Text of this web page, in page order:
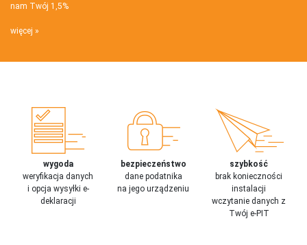
nam Twój 1,5%
więcej
wygoda
weryfikacja danych
i opcja wysyłki e-
deklaracji
bezpieczeństwo
dane podatnika
na jego urządzeniu
szybkość
brak konieczności
instalacji
wczytanie danych z
Twój e-PIT